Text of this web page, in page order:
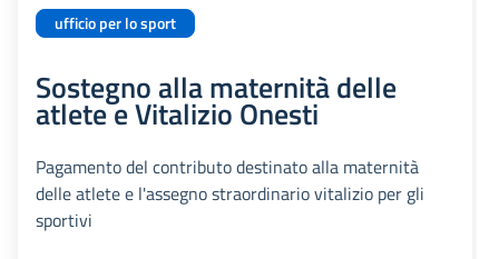
ufficio per lo sport
Sostegno alla maternità delle
atlete e Vitalizio Onesti
Pagamento del contributo destinato alla maternità
delle atlete e l'assegno straordinario vitalizio per gli
sportivi